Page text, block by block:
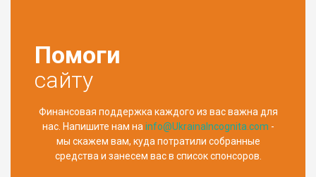
Помоги
сайту
Финансовая поддержка каждого из вас важна для
нас. Напишите нам наinfo@UkrainaIncognita.com -
мы скажем вам, куда потратили собранные
средства и занесем вас в список спонсоров.